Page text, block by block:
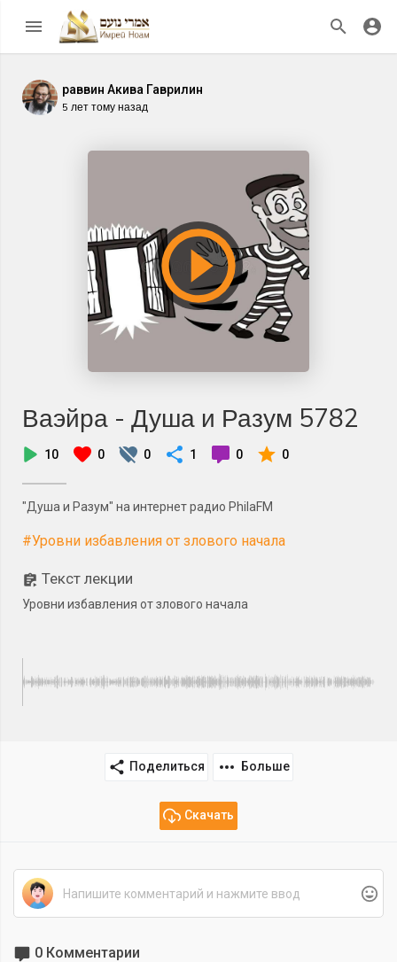
раввин Акива Гаврилин
5 лет тому назад
Ваэйра - Душа и Разум 5782
10 0 0 1 0 0
"Душа и Разум" на интернет радио PhilaFM
#Уровни избавления от злового начала
Текст лекции
Уровни избавления от злового начала
Поделиться Больше
Скачать
0 Комментарии